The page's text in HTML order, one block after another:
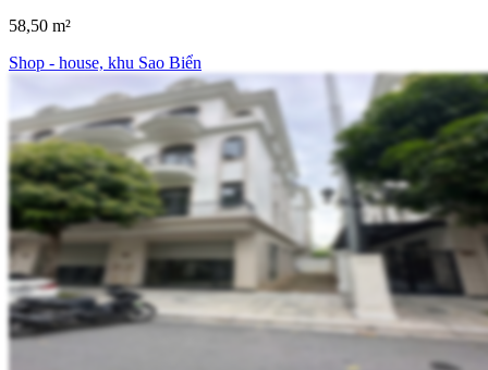
58,50 m²
Shop - house, khu Sao Biển